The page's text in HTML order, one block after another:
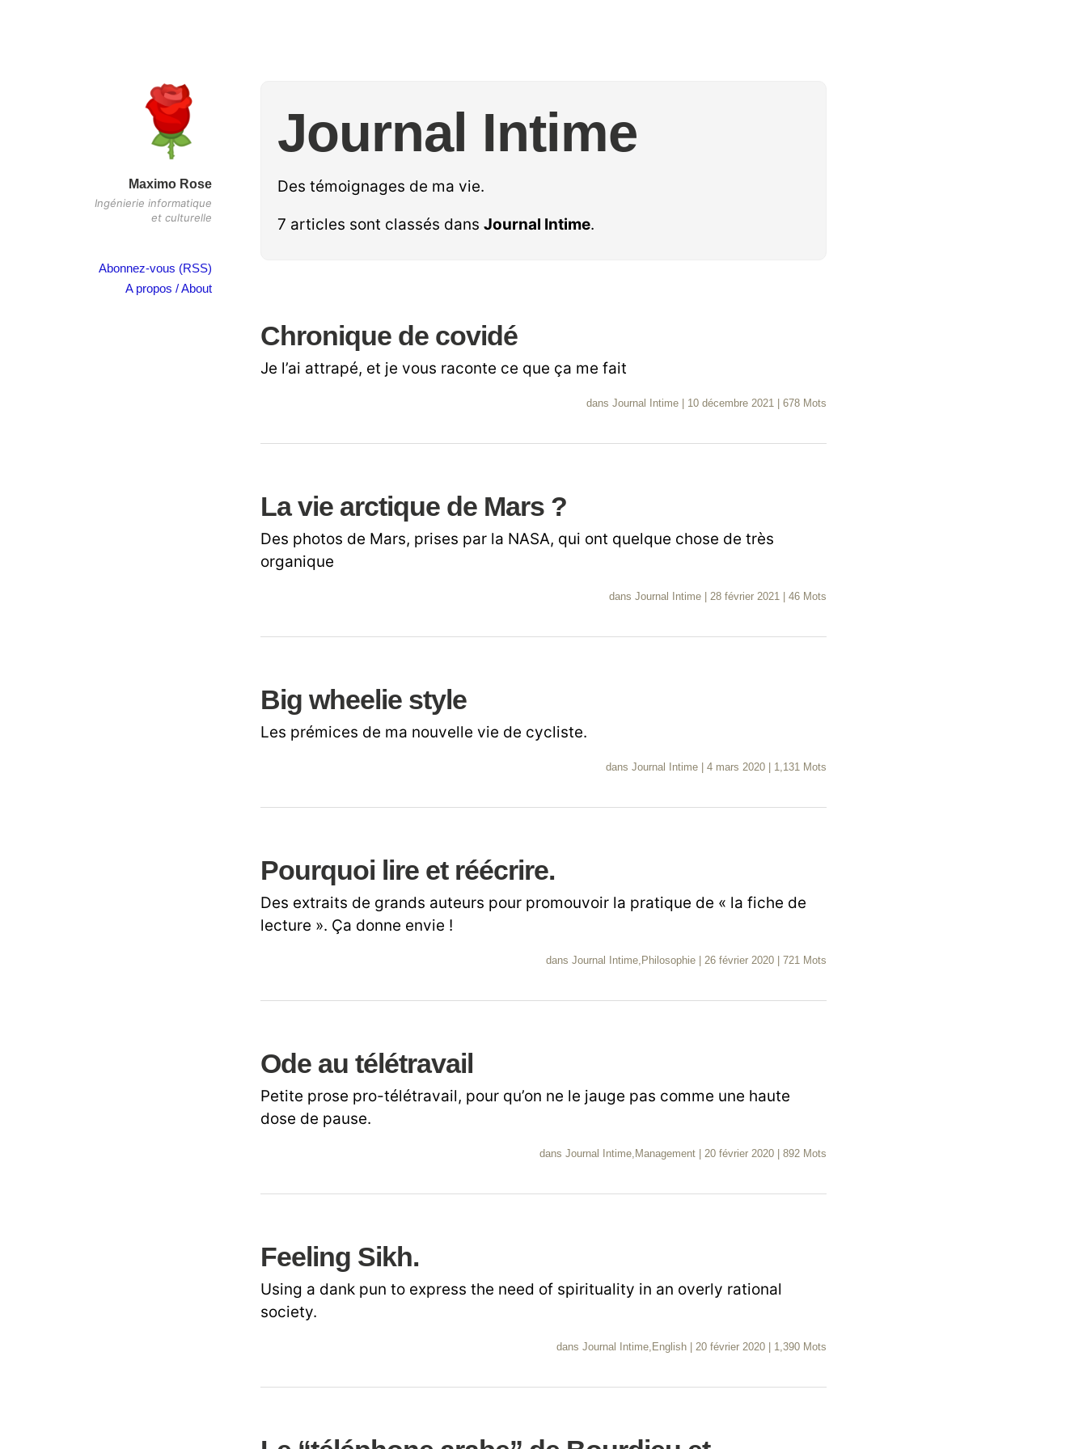
Maximo Rose
Ingénierie informatique
et culturelle
Abonnez-vous (RSS)
A propos / About
Journal Intime
Des témoignages de ma vie.
7 articles sont classés dans Journal Intime.
Chronique de covidé
Je l’ai attrapé, et je vous raconte ce que ça me fait
dans Journal Intime 10 décembre 2021 678 Mots
La vie arctique de Mars ?
Des photos de Mars, prises par la NASA, qui ont quelque chose de très
organique
dans Journal Intime 28 février 2021 46 Mots
Big wheelie style
Les prémices de ma nouvelle vie de cycliste.
dans Journal Intime 4 mars 2020 1,131 Mots
Pourquoi lire et réécrire.
Des extraits de grands auteurs pour promouvoir la pratique de « la fiche de
lecture ». Ça donne envie !
dans Journal Intime, Philosophie 26 février 2020 721 Mots
Ode au télétravail
Petite prose pro-télétravail, pour qu’on ne le jauge pas comme une haute
dose de pause.
dans Journal Intime, Management 20 février 2020 892 Mots
Feeling Sikh.
Using a dank pun to express the need of spirituality in an overly rational
society.
dans Journal Intime, English 20 février 2020 1,390 Mots